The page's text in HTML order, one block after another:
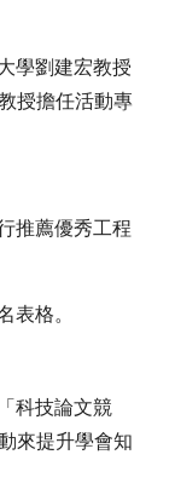
學劉建宏教授
授擔任活動專
推薦優秀工程
格。
科技論文競
來提升學會知